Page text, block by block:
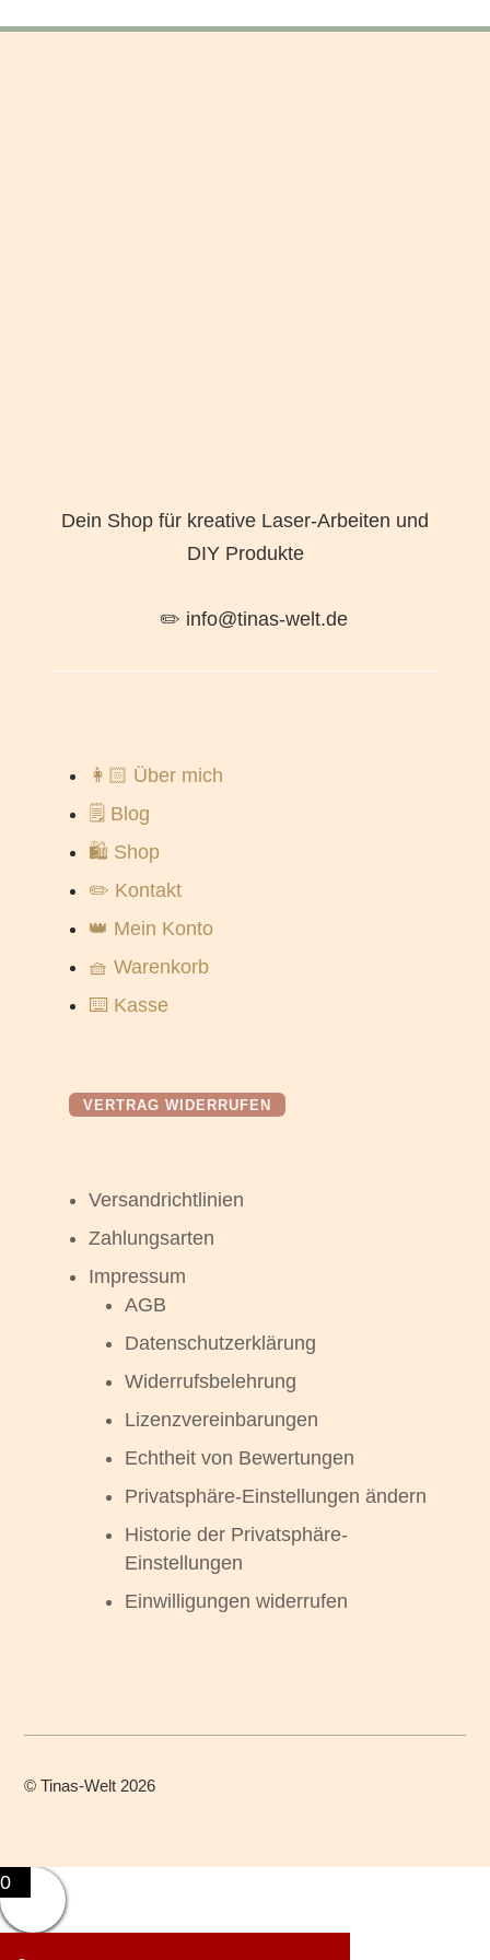
Dein Shop für kreative Laser-Arbeiten und
DIY Produkte
✏️ info@tinas-welt.de
👩🏻 Über mich
🗒️ Blog
🛍️ Shop
✏️ Kontakt
👑 Mein Konto
🧺 Warenkorb
⌨️ Kasse
VERTRAG WIDERRUFEN
Versandrichtlinien
Zahlungsarten
Impressum
AGB
Datenschutzerklärung
Widerrufsbelehrung
Lizenzvereinbarungen
Echtheit von Bewertungen
Privatsphäre-Einstellungen ändern
Historie der Privatsphäre-
Einstellungen
Einwilligungen widerrufen
©Tinas-Welt 2026
0